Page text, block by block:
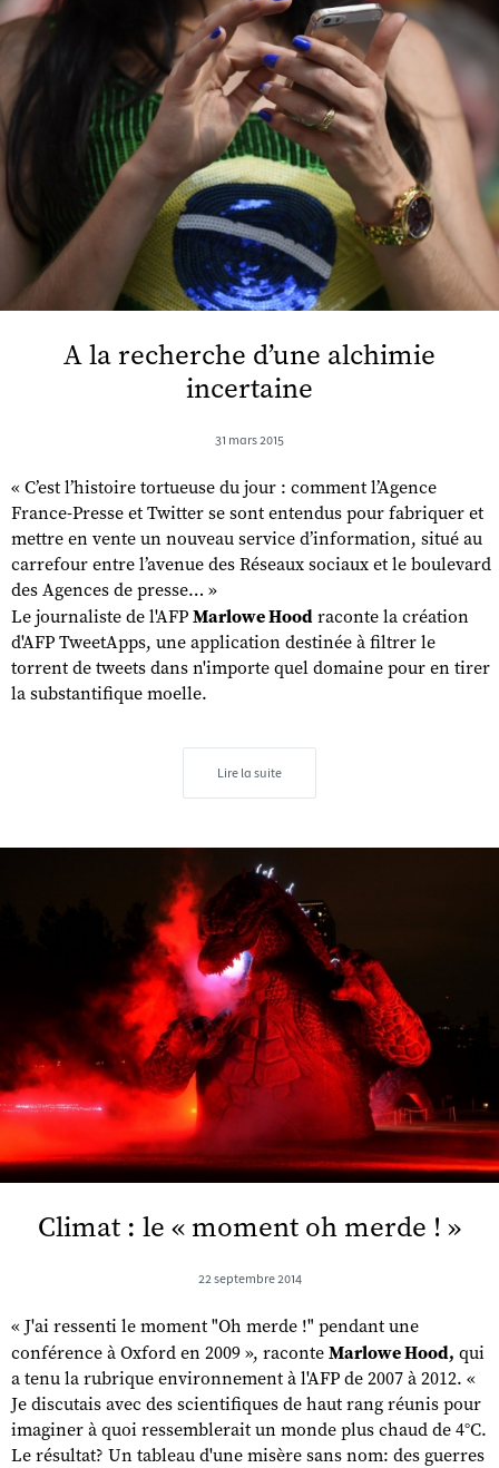
A la recherche d’une alchimie
incertaine
31 mars 2015
« C’est l’histoire tortueuse du jour : comment l’Agence
France-Presse et Twitter se sont entendus pour fabriquer et
mettre en vente un nouveau service d’information, situé au
carrefour entre l’avenue des Réseaux sociaux et le boulevard
des Agences de presse… »
Le journaliste de l'AFP Marlowe Hood raconte la création
d'AFP TweetApps, une application destinée à filtrer le
torrent de tweets dans n'importe quel domaine pour en tirer
la substantifique moelle.
Lire la suite
Climat : le « moment oh merde ! »
22 septembre 2014
« J'ai ressenti le moment "Oh merde !" pendant une
conférence à Oxford en 2009 », raconte Marlowe Hood, qui
a tenu la rubrique environnement à l'AFP de 2007 à 2012. «
Je discutais avec des scientifiques de haut rang réunis pour
imaginer à quoi ressemblerait un monde plus chaud de 4°C.
Le résultat? Un tableau d'une misère sans nom: des guerres